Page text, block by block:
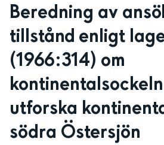
Beredning av
tillstånd enligt
(1966:314) om
utforska
södra Östersjön